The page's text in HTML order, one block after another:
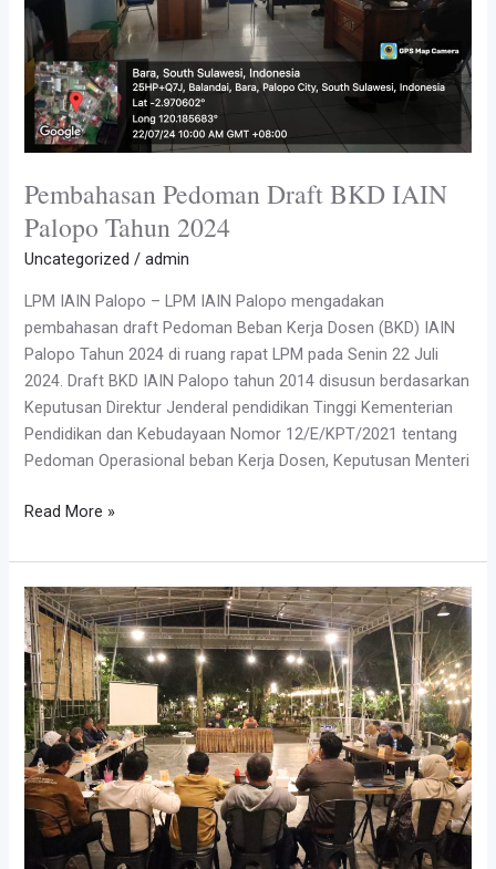
Pembahasan Pedoman Draft BKD IAIN
Palopo Tahun 2024
Uncategorized /admin
LPM IAIN Palopo – LPM IAIN Palopo mengadakan
pembahasan draft Pedoman Beban Kerja Dosen (BKD) IAIN
Palopo Tahun 2024 di ruang rapat LPM pada Senin 22 Juli
2024. Draft BKD IAIN Palopo tahun 2014 disusun berdasarkan
Keputusan Direktur Jenderal pendidikan Tinggi Kementerian
Pendidikan dan Kebudayaan Nomor 12/E/KPT/2021 tentang
Pedoman Operasional beban Kerja Dosen, Keputusan Menteri
Pembahasan
Draft
BKD
IAIN
Palopo
Tahun
2024
Read More »